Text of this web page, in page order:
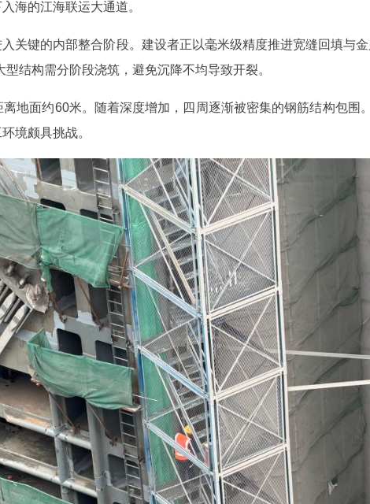
海的江海联运大通道。
关键的内部整合阶段。建设者正以毫米级精度推进宽缝回填与
结构需分阶段浇筑，避免沉降不均导致开裂。
地面约60米。随着深度增加，四周逐渐被密集的钢筋结构包围
境颇具挑战。